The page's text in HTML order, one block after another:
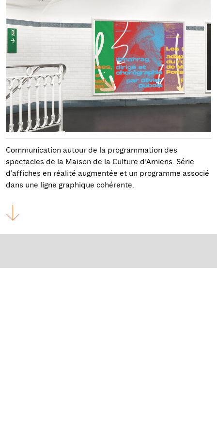
Communication autour de la programmation des
spectacles de la Maison de la Culture d’Amiens. Série
d’affiches en réalité augmentée et un programme associé
dans une ligne graphique cohérente.